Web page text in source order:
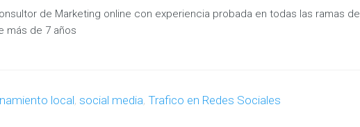
de Marketing online con experiencia probada en todas las ramas de
más de 7 años
local, social media, Trafico en Redes Sociales